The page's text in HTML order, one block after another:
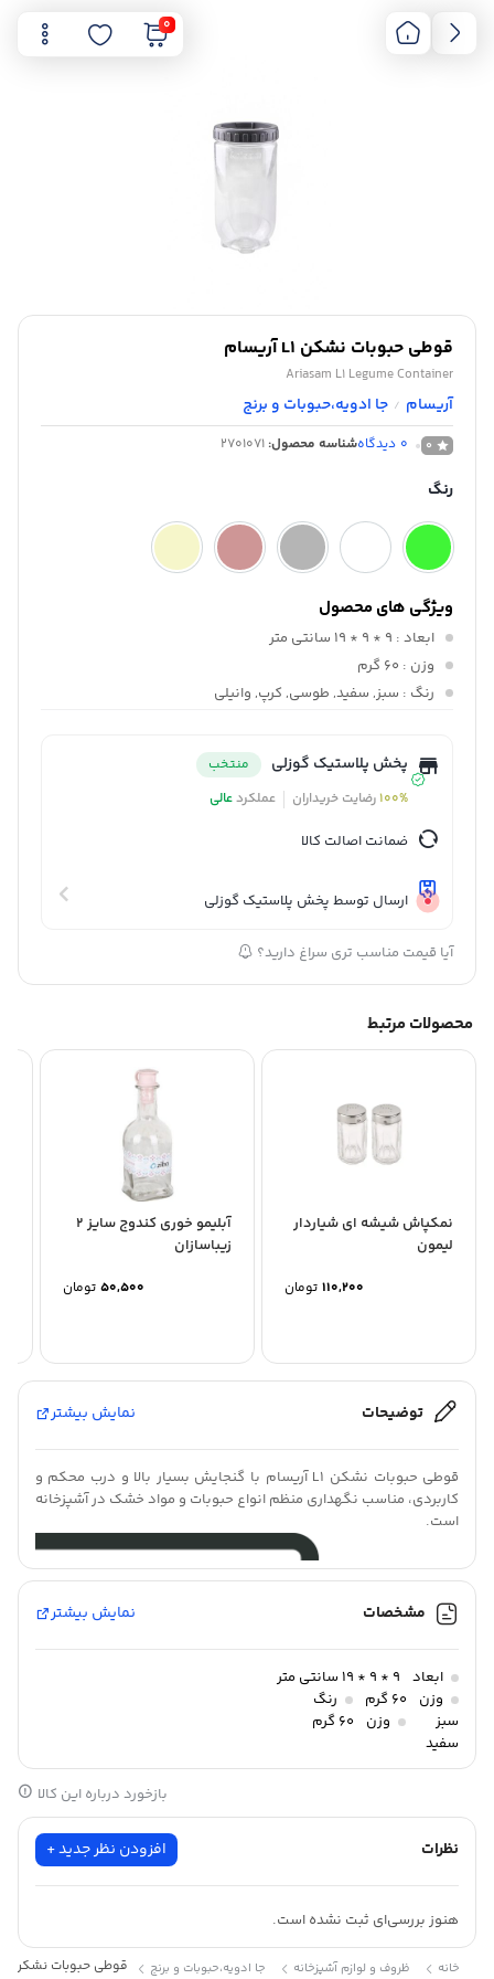
0
قوطی حبوبات نشکن L1 آریسام
Ariasam L1 Legume Container
آریسام / جا ادویه،حبوبات و برنج
0
0 دیدگاهشناسه محصول: 2701071
رنگ
ویژگی های محصول
ابعاد : 9 * 9 * 19 سانتی متر
وزن : 60 گرم
رنگ : سبز, سفید, طوسی, کرپ, وانیلی
پخش پلاستیک گوزلی
منتخب
100%رضایت خریداران عملکردعالی
ضمانت اصالت کالا
ارسال توسط پخش پلاستیک گوزلی
آیا قیمت مناسب تری سراغ دارید؟
محصولات مرتبط
نمکپاش شیشه ای شیاردار
لیمون
تومان
آبلیمو خوری کندوج سایز 2
زیباسازان
تومان
توضیحات نمایش بیشتر
قوطی حبوبات نشکن L1 آریسام با گنجایش بسیار بالا و درب محکم و
کاربردی، مناسب نگهداری منظم انواع حبوبات و مواد خشک در آشپزخانه
است.
قوطی
حبوبات نشکن L1 آریسام ،قوطی های آریاسام با قابلیت قفل
مشخصات نمایش بیشتر
ابعاد
9 * 9 * 19 سانتی متر
وزن
60 گرم
رنگ
سبز
سفید
طوسی
وزن 60 گرم
بازخورد درباره این کالا
نظرات افزودن نظر جدید +
هنوز بررسی‌ای ثبت نشده است.
خانه ظروف و لوازم آشپزخانه جا ادویه،حبوبات و برنج قوطی حبوبات نشکن L1 آریسام